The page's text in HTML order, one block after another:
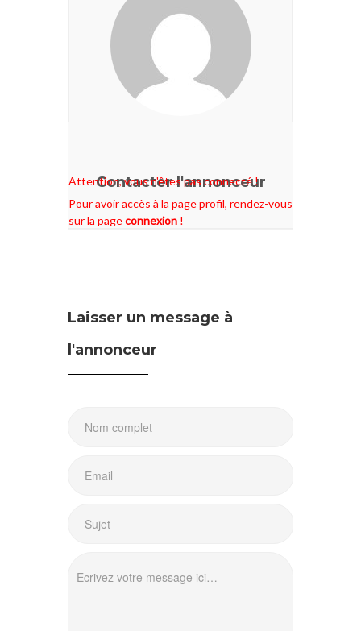
Contacter l'annonceur
Attention, vous n'êtes pas connecté !
Pour avoir accès à la page profil, rendez-vous
sur la pageconnexion !
Laisser un message à
l'annonceur